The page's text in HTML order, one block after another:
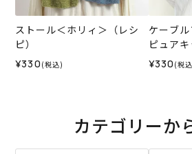
ストール＜ホリィ＞（レシ
ピ）
¥330 (税込)
ケーブ
ピュアキ
¥330 (税
カテゴリーか